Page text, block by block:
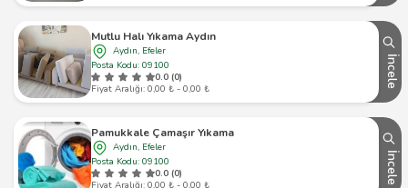
Mutlu Halı Yıkama Aydın
Aydın, Efeler
Posta Kodu: 09100
0.0 (0)
Fiyat Aralığı: 0,00 ₺ - 0,00 ₺
İncele
Pamukkale Çamaşır Yıkama
Aydın, Efeler
Posta Kodu: 09100
0.0 (0)
Fiyat Aralığı: 0,00 ₺ - 0,00 ₺
İncele